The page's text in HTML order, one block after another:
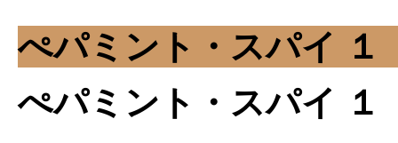
ぺパミント・スパイ １
ぺパミント・スパイ １